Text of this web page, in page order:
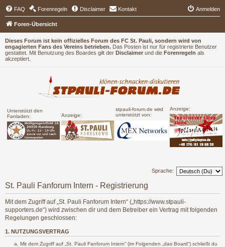
Dieses Forum ist kein offizielles Forum des FC St. Pauli, sondern wird von
engagierten Fans des Vereins betrieben. Das Posten ist nur für registrierte Benutzer
gestattet. Mit Benutzung des Boardes gilt der Disclaimer und die Forenregeln als
akzeptiert.
Unterstützt den
Fanladen:
Anzeige:
stpauli-forum.de wird
unterstützt von:
Anzeige:
FAQ Forenregeln Disclaimer Kontakt Anmelden
Foren-Übersicht
Sprache:
St. Pauli Fanforum Intern - Registrierung
Mit dem Zugriff auf „St. Pauli Fanforum Intern“ („https://www.stpauli-
supporters.de“) wird zwischen dir und dem Betreiber ein Vertrag mit folgenden
Regelungen geschlossen:
1. NUTZUNGSVERTRAG
Mit dem Zugriff auf „St. Pauli Fanforum Intern“ (im Folgenden „das Board“) schließt du